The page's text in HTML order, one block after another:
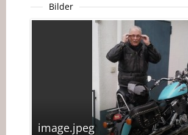
Bilder
image.jpeg